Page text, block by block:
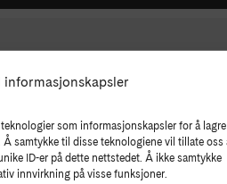
informasjonskapsler
som informasjonskapsler for å lagre
samtykke til disse teknologiene vil tillate oss
ID-er på dette nettstedet. Å ikke samtykke
innvirkning på visse funksjoner.
reisande i lov og
og tidlegare dagleg leiar for
den staselege Lagmannsstova, bygd
og var residensen til herr
Rogdaberg om herr Sigurds